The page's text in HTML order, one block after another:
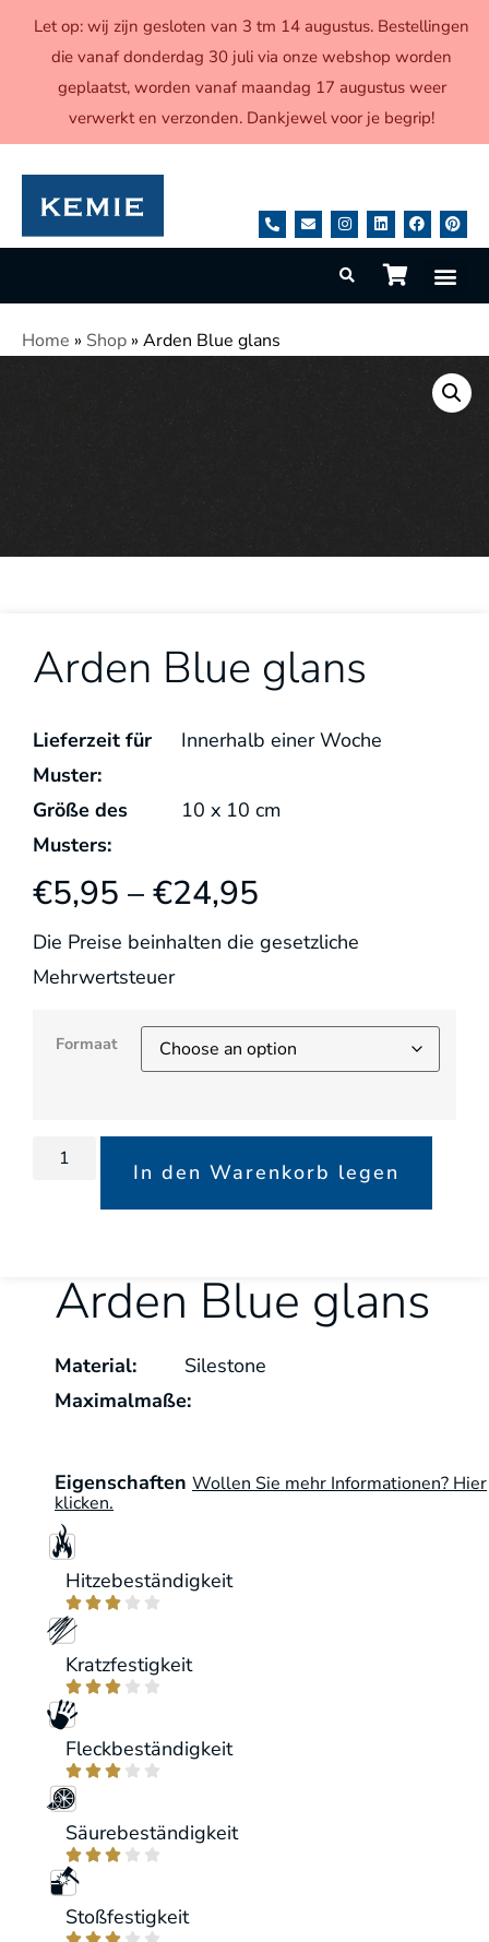
Home » Shop » Arden Blue glans
Arden Blue glans
Lieferzeit für
Muster:
Innerhalb einer Woche
Größe des
Musters:
10 x10 cm
€5,95 –€24,95
Die Preise beinhalten die gesetzliche
Mehrwertsteuer
Formaat
In den Warenkorb legen
Arden Blue glans
Material:
Silestone
Maximalmaße:
Eigenschaften Wollen Sie mehr Informationen? Hier
klicken.
Hitzebeständigkeit
    
Kratzfestigkeit
    
Fleckbeständigkeit
    
Säurebeständigkeit
    
Stoßfestigkeit
    
Let op: wij zijn gesloten van 3 tm 14 augustus. Bestellingen
die vanaf donderdag 30 juli via onze webshop worden
geplaatst, worden vanaf maandag 17 augustus weer
verwerkt en verzonden. Dankjewel voor je begrip!